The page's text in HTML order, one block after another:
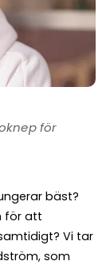
för
bäst?
för att
Vi tar
som